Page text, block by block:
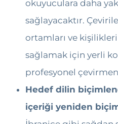
okuyuculara daha
sağlayacaktır.
ortamları ve kişilikleri
sağlamak için yerli
profesyonel
Hedef dilin
içeriği yeniden